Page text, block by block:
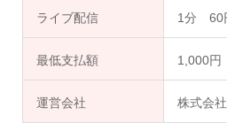
ライブ配信 1分 60
最低支払額 1,000円
運営会社 株式会